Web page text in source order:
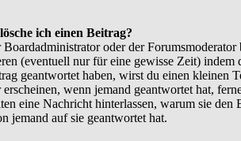
ich einen Beitrag?
oder der
(eventuell nur für eine gewisse Zeit) indem
geantwortet haben, wirst du einen kleinen
wenn jemand geantwortet hat,
eine Nachricht hinterlassen, warum sie
jemand auf sie geantwortet hat.